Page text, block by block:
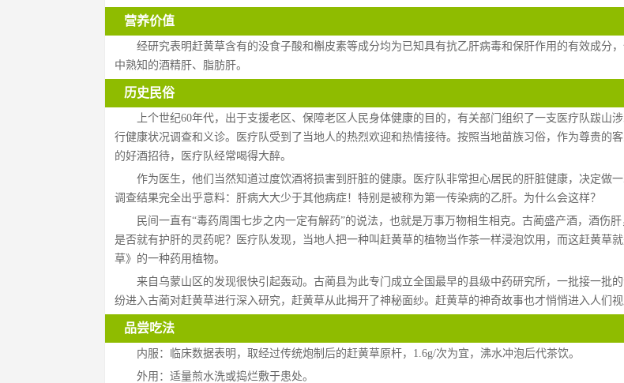
营养价值
经研究表明赶黄草含有的没食子酸和槲皮素等成分均为已知具有抗乙肝病毒和保肝作用的有效成分
中熟知的酒精肝、脂肪肝。
历史民俗
上个世纪60年代，出于支援老区、保障老区人民身体健康的目的，有关部门组织了一支医疗队跋山
行健康状况调查和义诊。医疗队受到了当地人的热烈欢迎和热情接待。按照当地苗族习俗，作为尊贵的
的好酒招待，医疗队经常喝得大醉。
作为医生，他们当然知道过度饮酒将损害到肝脏的健康。医疗队非常担心居民的肝脏健康，决定做
调查结果完全出乎意料：肝病大大少于其他病症！特别是被称为第一传染病的乙肝。为什么会这样？
民间一直有“毒药周围七步之内一定有解药”的说法，也就是万事万物相生相克。古蔺盛产酒，酒伤
是否就有护肝的灵药呢？医疗队发现，当地人把一种叫赶黄草的植物当作茶一样浸泡饮用，而这赶黄草
草》的一种药用植物。
来自乌蒙山区的发现很快引起轰动。古蔺县为此专门成立全国最早的县级中药研究所，一批接一批
纷进入古蔺对赶黄草进行深入研究，赶黄草从此揭开了神秘面纱。赶黄草的神奇故事也才悄悄进入人们视
品尝吃法
内服：临床数据表明，取经过传统炮制后的赶黄草原杆，1.6g/次为宜，沸水冲泡后代茶饮。
外用：适量煎水洗或捣烂敷于患处。